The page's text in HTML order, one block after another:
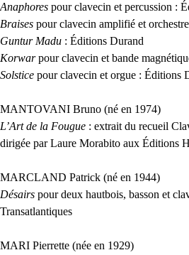
Anaphores pour clavecin et percussion :
Braises pour clavecin amplifié et
Guntur Madu : Éditions Durand
Korwarpour clavecin et bande
Solstice pour clavecin et orgue : Éditions
MANTOVANI Bruno (né en 1974)
L’Art de la Fougue : extrait du recueil
dirigée par Laure Morabito aux Éditions
MARCLAND Patrick (né en 1944)
Désairs pour deux hautbois, basson et
Transatlantiques
MARI Pierrette (née en 1929)